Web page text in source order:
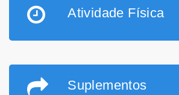
Atividade Física
Suplementos